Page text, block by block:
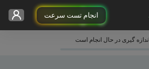
انجام تست سرعت
اندازه گیری در حال انجام است